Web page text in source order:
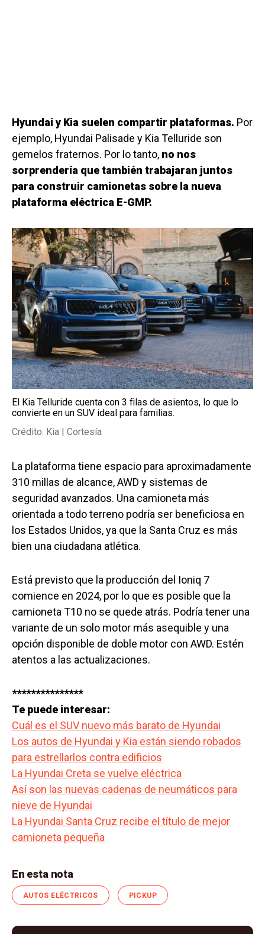
Hyundai y Kia suelen compartir plataformas. Por
ejemplo, Hyundai Palisade y Kia Telluride son
gemelos fraternos. Por lo tanto, no nos
sorprendería que también trabajaran juntos
para construir camionetas sobre la nueva
plataforma eléctrica E-GMP.
El Kia Telluride cuenta con 3 filas de asientos, lo que lo
convierte en un SUV ideal para familias.
Crédito: Kia | Cortesía
La plataforma tiene espacio para aproximadamente
310 millas de alcance, AWD y sistemas de
seguridad avanzados. Una camioneta más
orientada a todo terreno podría ser beneficiosa en
los Estados Unidos, ya que la Santa Cruz es más
bien una ciudadana atlética.
Está previsto que la producción del Ioniq 7
comience en 2024, por lo que es posible que la
camioneta T10 no se quede atrás. Podría tener una
variante de un solo motor más asequible y una
opción disponible de doble motor con AWD. Estén
atentos a las actualizaciones.
***************
Te puede interesar:
Cuál es el SUV nuevo más barato de Hyundai
Los autos de Hyundai y Kia están siendo robados
para estrellarlos contra edificios
La Hyundai Creta se vuelve eléctrica
Así son las nuevas cadenas de neumáticos para
nieve de Hyundai
La Hyundai Santa Cruz recibe el título de mejor
camioneta pequeña
En esta nota
AUTOS ELÉCTRICOS PICKUP